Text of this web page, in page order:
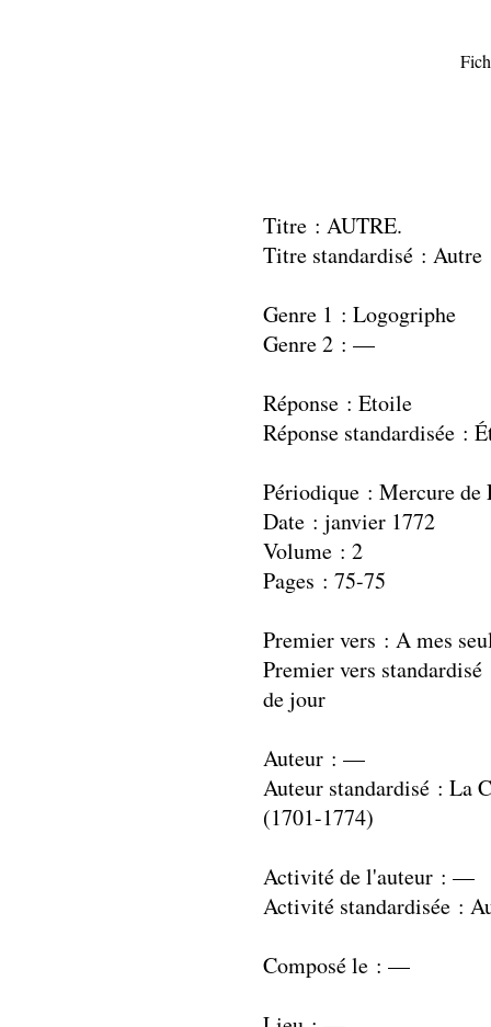
Titre : AUTRE.
Titre standardisé : Autre
Genre 1 : Logogriphe
Genre 2 : —
Réponse : Etoile
Réponse standardisée :
Périodique : Mercure de
Date : janvier 1772
Volume : 2
Pages : 75-75
Premier vers : A mes
Premier vers
de jour
Auteur : —
Auteur standardisé : La
(1701-1774)
Activité de l'auteur : —
Activité standardisée :
Composé le : —